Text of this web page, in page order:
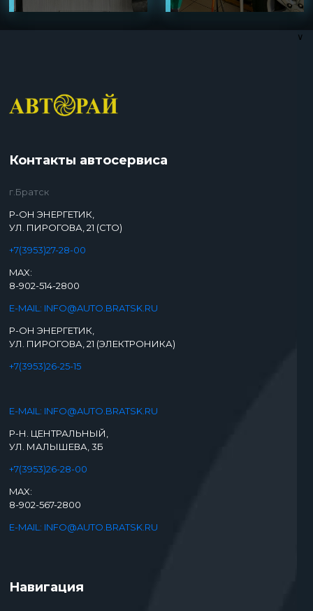
∨
Контакты автосервиса
г.Братск
Р-ОН ЭНЕРГЕТИК,
УЛ. ПИРОГОВА, 21 (СТО)
+7(3953)27-28-00
MAX:
8-902-514-2800
E-MAIL: INFO@AUTO.BRATSK.RU
Р-ОН ЭНЕРГЕТИК,
УЛ. ПИРОГОВА, 21 (ЭЛЕКТРОНИКА)
+7(3953)26-25-15
E-MAIL: INFO@AUTO.BRATSK.RU
Р-Н. ЦЕНТРАЛЬНЫЙ,
УЛ. МАЛЫШЕВА, 3Б
+7(3953)26-28-00
MAX:
8-902-567-2800
E-MAIL: INFO@AUTO.BRATSK.RU
Навигация